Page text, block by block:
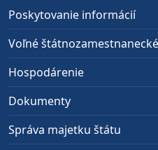
Poskytovanie informácií
Voľné
Hospodárenie
Dokumenty
Správa majetku štátu